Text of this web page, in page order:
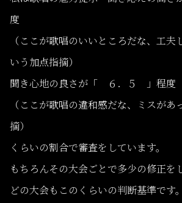
度
（ここが歌唱のいいところだな、工夫
いう加点指摘）
聞き心地の良さが「 ６．５ 」程度
（ここが歌唱の違和感だな、ミスがあ
摘）
くらいの割合で審査をしています。
もちろんその大会ごとで多少の修正を
どの大会もこのくらいの判断基準です。